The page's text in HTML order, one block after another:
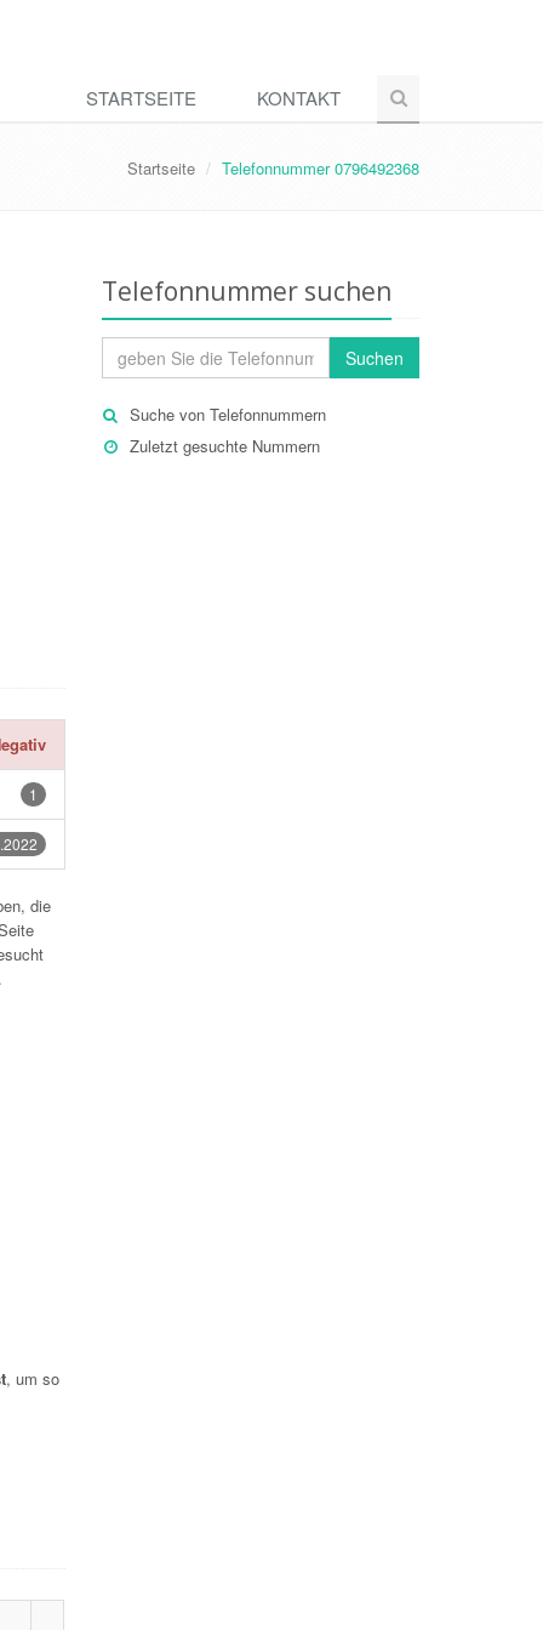
STARTSEITE KONTAKT
Startseite Telefonnummer 0796492368
1
die
, um so
Telefonnummer suchen
Suchen
Suche von Telefonnummern
Zuletzt gesuchte Nummern